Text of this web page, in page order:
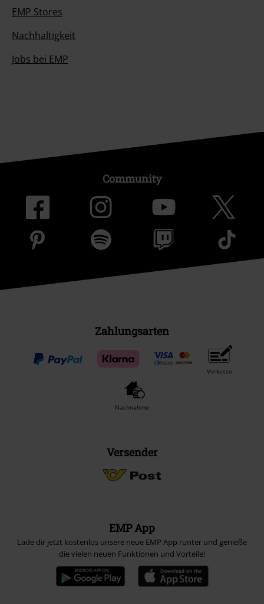
EMP Stores
Nachhaltigkeit
Jobs bei EMP
Community
Zahlungsarten
Vorkasse
Nachnahme
Versender
EMP App
Lade dir jetzt kostenlos unsere neue EMP App runter und genieße
die vielen neuen Funktionen und Vorteile!